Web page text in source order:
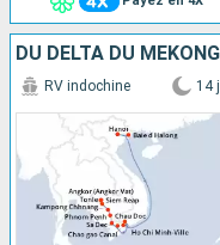
RV indochine 14 j